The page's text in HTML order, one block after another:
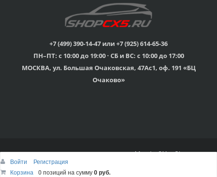
Вы можете выбрать
наиболее удобный
для Вас
Профессиональная
консультация
мы знаем о Mazda CX-
Скидки
членам клуба и
обладателям клубных
Оперативная доставка
Корзина 0 позиций на сумму0 руб.
+7 (499) 390-14-47 или +7 (925) 614-65-36
ПН–ПТ: с 10:00 до 19:00 · СБ и ВС: с 10:00 до 17:00
МОСКВА, ул. Большая Очаковская, 47Ас1, оф. 191 «БЦ
Очаково»
© 2015г-2025г., Клубный магазин Mazda CX-5 Shop
Войти
Регистрация
Корзина
0 позиций на сумму0 руб.